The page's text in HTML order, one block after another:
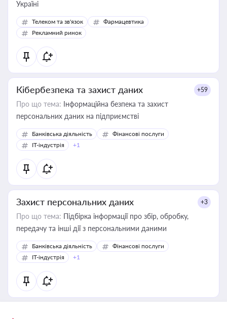
Україні
Телеком та зв'язок
Фармацевтика
Рекламний ринок
Кібербезпека та захист даних +59
Про що тема: Інформаційна безпека та захист
персональних даних на підприємстві
Банківська діяльність
Фінансові послуги
IT-індустрія
+1
Захист персональних даних +3
Про що тема: Підбірка інформації про збір, обробку,
передачу та інші дії з персональними даними
Банківська діяльність
Фінансові послуги
IT-індустрія
+1